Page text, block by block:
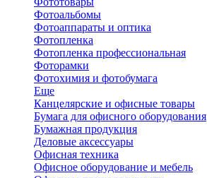
Фотоальбомы
Фотоаппараты и оптика
Фотопленка
Фотопленка профессиональная
Фоторамки
Фотохимия и фотобумага
Еще
Канцелярские и офисные товары
Бумага для офисного оборудования
Бумажная продукция
Деловые аксессуары
Офисная техника
Офисное оборудование и мебель